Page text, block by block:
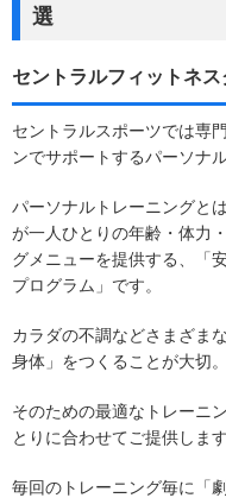
選
セントラルフィットネ
セントラルスポーツでは専
ンでサポートするパーソナ
パーソナルトレーニングと
が一人ひとりの年齢・体力
グメニューを提供する、「
プログラム」です。
カラダの不調などさまざま
身体」をつくることが大切。
そのための最適なトレーニ
とりに合わせてご提供します
毎回のトレーニング毎に「